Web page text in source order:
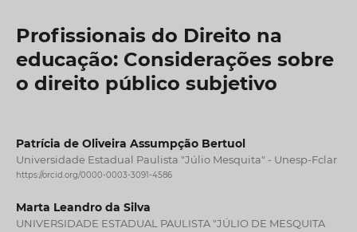
Profissionais do Direito na
educação: Considerações sobre
o direito público subjetivo
Patrícia de Oliveira Assumpção Bertuol
Universidade Estadual Paulista "Júlio Mesquita" - Unesp-Fclar
https://orcid.org/0000-0003-3091-4586
Marta Leandro da Silva
UNIVERSIDADE ESTADUAL PAULISTA "JÚLIO DE MESQUITA